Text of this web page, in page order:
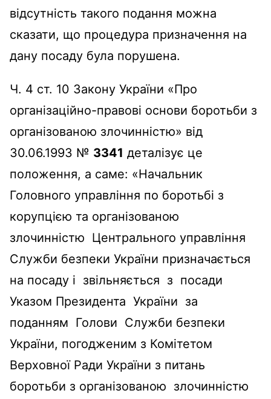
відсутність такого подання можна
сказати, що процедура призначення на
дану посаду була порушена.
Ч. 4 ст. 10 Закону України «Про
організаційно-правові основи боротьби з
організованою злочинністю» від
30.06.1993 № 3341 деталізує це
положення, а саме: «Начальник
Головного управління по боротьбі з
корупцією та організованою
злочинністю Центрального управління
Служби безпеки України призначається
на посаду і звільняється з посади
Указом Президента України за
поданням Голови Служби безпеки
України, погодженим з Комітетом
Верховної Ради України з питань
боротьби з організованою злочинністю